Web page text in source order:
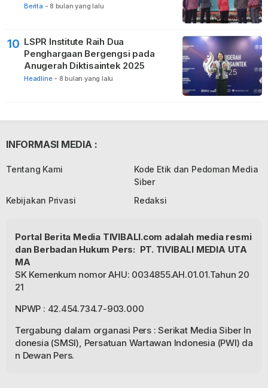
Berita - 8 bulan yang lalu
10 LSPR Institute Raih Dua
Penghargaan Bergengsi pada
Anugerah Diktisaintek 2025
Headline - 8 bulan yang lalu
INFORMASI MEDIA :
Tentang Kami
Kode Etik dan Pedoman Media
Siber
Kebijakan Privasi
Redaksi
Portal Berita Media TIVIBALI.com adalah media resmi
dan Berbadan Hukum Pers: PT. TIVIBALI MEDIA UTA
MA
SK Kemenkum nomor AHU: 0034855.AH.01.01.Tahun 20
21
NPWP : 42.454.734.7-903.000
Tergabung dalam organasi Pers : Serikat Media Siber In
donesia (SMSI), Persatuan Wartawan Indonesia (PWI) da
n Dewan Pers.